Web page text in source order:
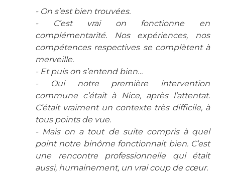
Transports sanitaires
Vos droits, vos devoirs
Handicap
Handi 13
Pôle Médecine Physique et Réadaptation
Accueil sourds et malentendants
Charte Romain Jacob
Mouvement Parcours Handicap 13
Écoles et Instituts de Formation
Plateforme des internes
Professionnels de santé
Adresser un patient
Réseaux de soins
Adresser un examen au Laboratoire de Biologie
- On s’est bien trouvées.
- C’est vrai on fonctionne en
complémentarité. Nos expériences, nos
compétences respectives se complètent à
merveille.
- Et puis on s’entend bien…
- Oui notre première intervention
commune c’était à Nice, après l’attentat.
C’était vraiment un contexte très difficile, à
tous points de vue.
- Mais on a tout de suite compris à quel
point notre binôme fonctionnait bien. C’est
une rencontre professionnelle qui était
aussi, humainement, un vrai coup de cœur.